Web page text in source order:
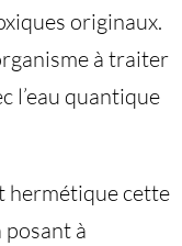
originaux.
à traiter
l’eau quantique
hermétique cette
à